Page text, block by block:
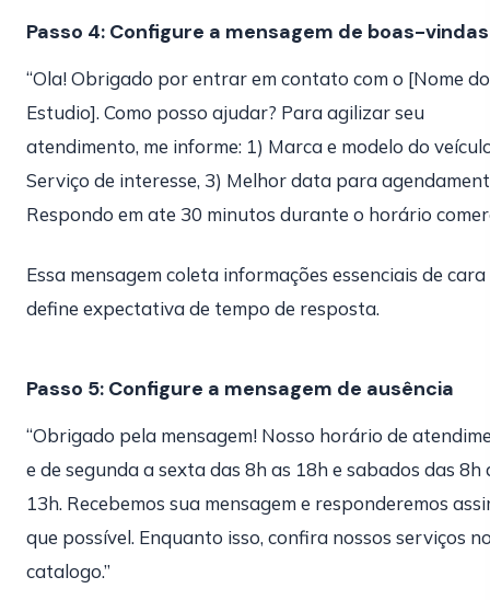
Passo 4: Configure a mensagem de boas-vindas
“Ola! Obrigado por entrar em contato com o [Nome do
Estudio]. Como posso ajudar? Para agilizar seu
atendimento, me informe: 1) Marca e modelo do
Serviço de interesse, 3) Melhor data para
Respondo em ate 30 minutos durante o horário
Essa mensagem coleta informações essenciais de cara
define expectativa de tempo de resposta.
Passo 5: Configure a mensagem de ausência
“Obrigado pela mensagem! Nosso horário de
e de segunda a sexta das 8h as 18h e sabados das 8h
13h. Recebemos sua mensagem e responderemos
que possível. Enquanto isso, confira nossos serviços
catalogo.”